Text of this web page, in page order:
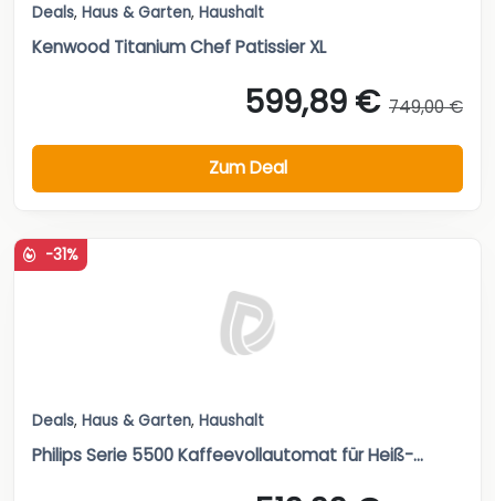
Deals, Haus & Garten, Haushalt
Kenwood Titanium Chef Patissier XL
599,89 € 749,00 €
Zum Deal
-31%
Deals, Haus & Garten, Haushalt
Philips Serie 5500 Kaffeevollautomat für Heiß-...